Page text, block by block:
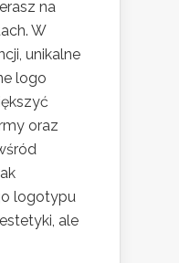
na
W
unikalne
logo
oraz
logotypu
ale